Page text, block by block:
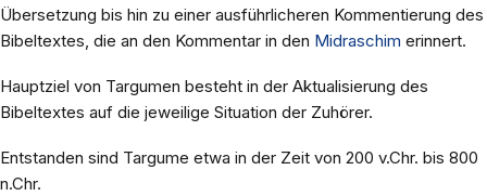
Übersetzung bis hin zu einer ausführlicheren Kommentierung des
Bibeltextes, die an den Kommentar in den Midraschim erinnert.
Hauptziel von Targumen besteht in der Aktualisierung des
Bibeltextes auf die jeweilige Situation der Zuhörer.
Entstanden sind Targume etwa in der Zeit von 200 v.Chr. bis 800
n.Chr.